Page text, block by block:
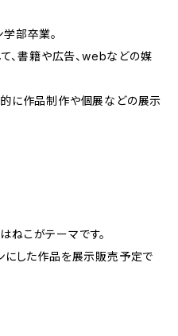
部卒業。
、書籍や広告、webなどの媒
に作品制作や個展などの展示
こがテーマです。
にした作品を展示販売予定で